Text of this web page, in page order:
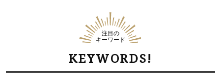
注目の
キーワード
KEYWORDS!